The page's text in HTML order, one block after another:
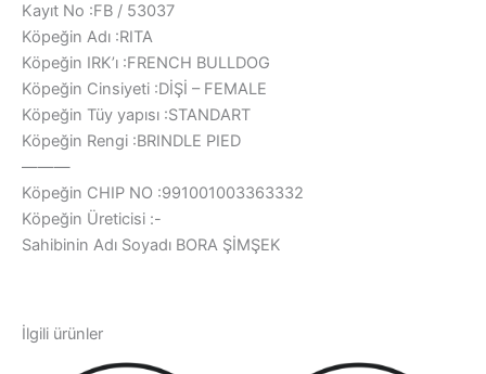
Kayıt No :FB / 53037
Köpeğin Adı :RITA
Köpeğin IRK’ı :FRENCH BULLDOG
Köpeğin Cinsiyeti :DİŞİ – FEMALE
Köpeğin Tüy yapısı :STANDART
Köpeğin Rengi :BRINDLE PIED
———
Köpeğin CHIP NO :991001003363332
Köpeğin Üreticisi :-
Sahibinin Adı Soyadı BORA ŞİMŞEK
İlgili ürünler